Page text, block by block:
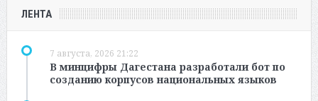
ЛЕНТА
7 августа, 2026 21:22
В минцифры Дагестана разработали бот по
созданию корпусов национальных языков